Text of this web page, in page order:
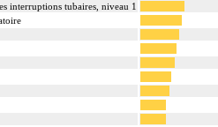
interruptions tubaires, niveau 1